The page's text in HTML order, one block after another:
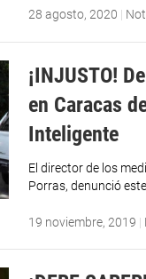
28 agosto, 2020 |
¡INJUSTO!
en Caracas
Inteligente
El director de los
Porras, denunció
19 noviembre, 2019 |